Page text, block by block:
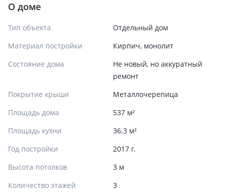
О доме
Тип объекта
Отдельный дом
Материал постройки
Кирпич, монолит
Состояние дома
Не новый, но аккуратный
ремонт
Покрытие крыши
Металлочерепица
Площадь дома
537 м²
Площадь кухни
36.3 м²
Год постройки
2017 г.
Высота потолков
3 м
Количество этажей
3